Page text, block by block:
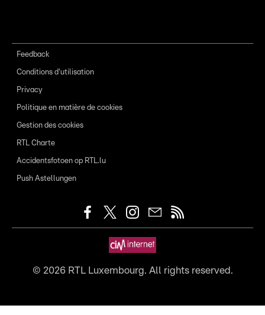
Feedback
Conditions d'utilisation
Privacy
Politique en matière de cookies
Gestion des cookies
RTL Charte
Accidentsfotoen op RTL.lu
Push Astellungen
© 2026RTL Luxembourg. All rights reserved.